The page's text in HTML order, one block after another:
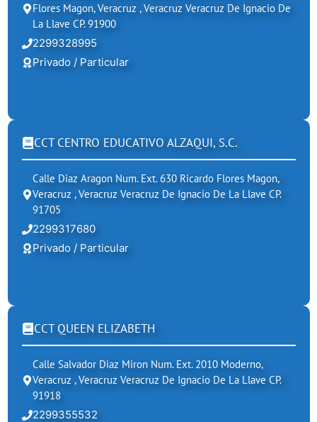
Flores Magon, Veracruz , Veracruz Veracruz De Ignacio De
La Llave CP. 91900
2299328995
Privado / Particular
CCT CENTRO EDUCATIVO ALZAQUI, S.C.
Calle Diaz Aragon Num. Ext. 630 Ricardo Flores Magon,
Veracruz , Veracruz Veracruz De Ignacio De La Llave CP.
91705
2299317680
Privado / Particular
CCT QUEEN ELIZABETH
Calle Salvador Diaz Miron Num. Ext. 2010 Moderno,
Veracruz , Veracruz Veracruz De Ignacio De La Llave CP.
91918
2299355532